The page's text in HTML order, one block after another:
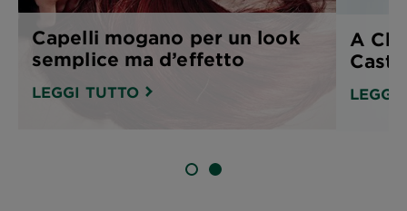
Capelli mogano per un look
semplice ma d’effetto
LEGGI TUTTO
A
LEGGI
SLIDE 1SLIDE 2